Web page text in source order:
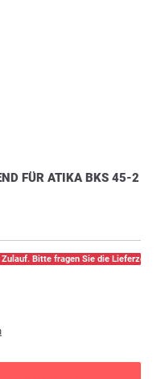
FÜR ATIKA BKS 45-2
Bitte fragen Sie die Lieferzeit